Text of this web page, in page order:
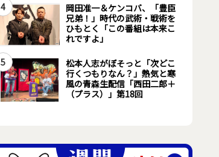
4
岡田准一＆ケンコバ、「豊臣
兄弟！」時代の武術・戦術を
ひもとく「この番組は本来こ
れですよ」
5
松本人志がぼそっと「次どこ
行くつもりなん？」熱気と寒
風の青森生配信「西田二郎＋
（プラス）」第18回